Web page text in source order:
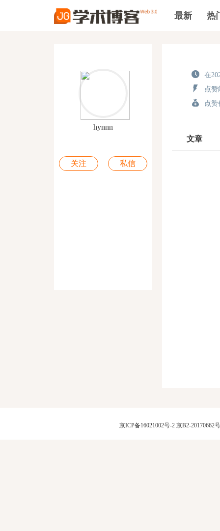
最新 热
hynnn
关注 私信
在
点赞
点赞
文章
京ICP备16021002号-2京B2-20170662